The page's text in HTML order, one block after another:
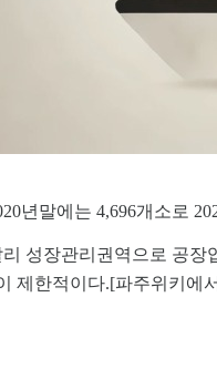
년말에는 4,696개소로
성장관리권역으로 공
제한적이다.[파주위키에